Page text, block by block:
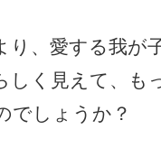
り、愛する我が
しく見えて、も
でしょうか？